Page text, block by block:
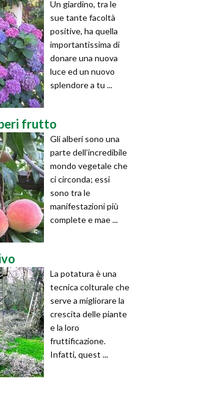
Un giardino, tra le
sue tante facoltà
positive, ha quella
importantissima di
donare una nuova
luce ed un nuovo
splendore a tu ...
frutto
Gli alberi sono una
parte dell’incredibile
mondo vegetale che
ci circonda; essi
sono tra le
manifestazioni più
complete e mae ...
La potatura è una
tecnica colturale che
serve a migliorare la
crescita delle piante
e la loro
fruttificazione.
Infatti, quest ...